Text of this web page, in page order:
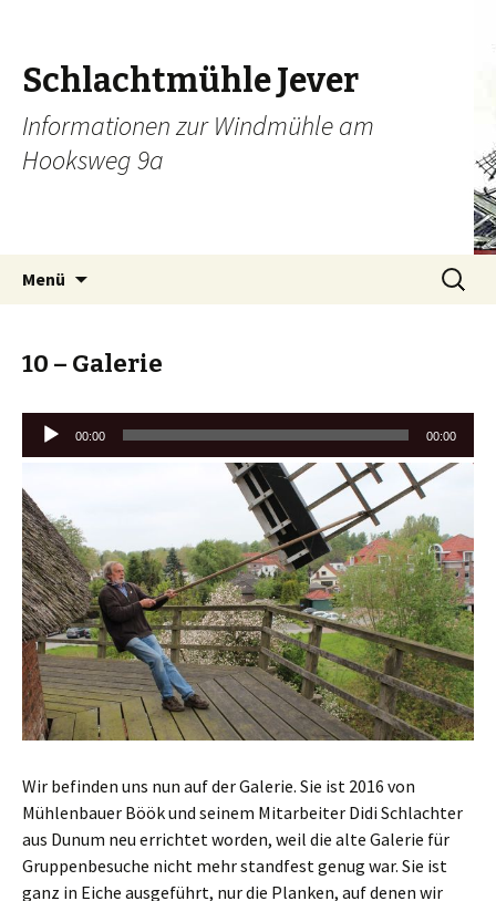
Schlachtmühle Jever
Informationen zur Windmühle am
Hooksweg 9a
Menü
Suche
nach:
10 – Galerie
Audio-
Player
00:00 00:00
Wir befinden uns nun auf der Galerie. Sie ist 2016 von
Mühlenbauer Böök und seinem Mitarbeiter Didi Schlachter
aus Dunum neu errichtet worden, weil die alte Galerie für
Gruppenbesuche nicht mehr standfest genug war. Sie ist
ganz in Eiche ausgeführt, nur die Planken, auf denen wir